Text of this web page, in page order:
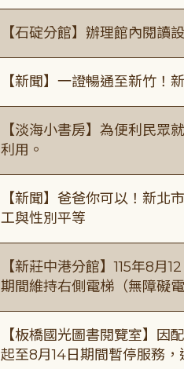
【石碇分館】辦理館內閱讀
【新聞】一證暢通至新竹！
【淡海小書房】為便利民眾
利用。
【新聞】爸爸你可以！新北
工與性別平等
【新莊中港分館】115年8月
期間維持右側電梯（無障礙
【板橋國光圖書閱覽室】因
起至8月14日期間暫停服務，